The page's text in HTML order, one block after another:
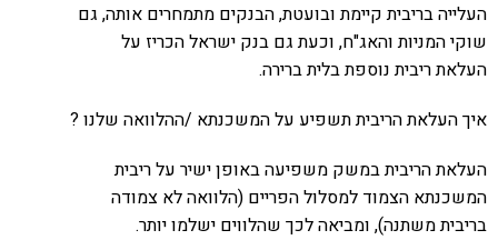
העלייה בריבית קיימת ובועטת, הבנקים מתמחרים אותה, גם
שוקי המניות והאג"ח, וכעת גם בנק ישראל הכריז על
העלאת ריבית נוספת בלית ברירה.
איך העלאת הריבית תשפיע על המשכנתא /ההלוואה שלנו ?
העלאת הריבית במשק משפיעה באופן ישיר על ריבית
המשכנתא הצמוד למסלול הפריים (הלוואה לא צמודה
בריבית משתנה), ומביאה לכך שהלווים ישלמו יותר.